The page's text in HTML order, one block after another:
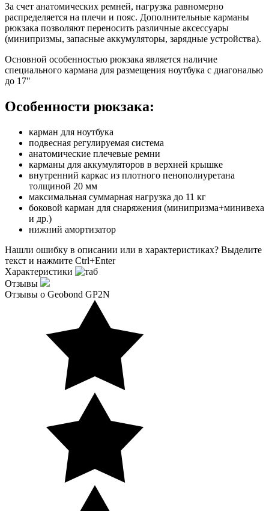
За счет анатомических ремней, нагрузка равномерно
распределяется на плечи и пояс. Дополнительные карманы
рюкзака позволяют переносить различные аксессуары
(минипризмы, запасные аккумуляторы, зарядные устройства).
Основной особенностью рюкзака является наличие
специального кармана для размещения ноутбука с диагональю
до 17"
Особенности рюкзака:
карман для ноутбука
подвесная регулируемая система
анатомические плечевые ремни
карманы для аккумуляторов в верхней крышке
внутренний каркас из плотного пенополиуретана
толщиной 20 мм
максимальная суммарная нагрузка до 11 кг
боковой карман для снаряжения (минипризма+минивеха
и др.)
нижний амортизатор
Нашли ошибку в описании или в характеристиках? Выделите
текст и нажмите Ctrl+Enter
Характеристики
Отзывы
Отзывы о Geobond GP2N